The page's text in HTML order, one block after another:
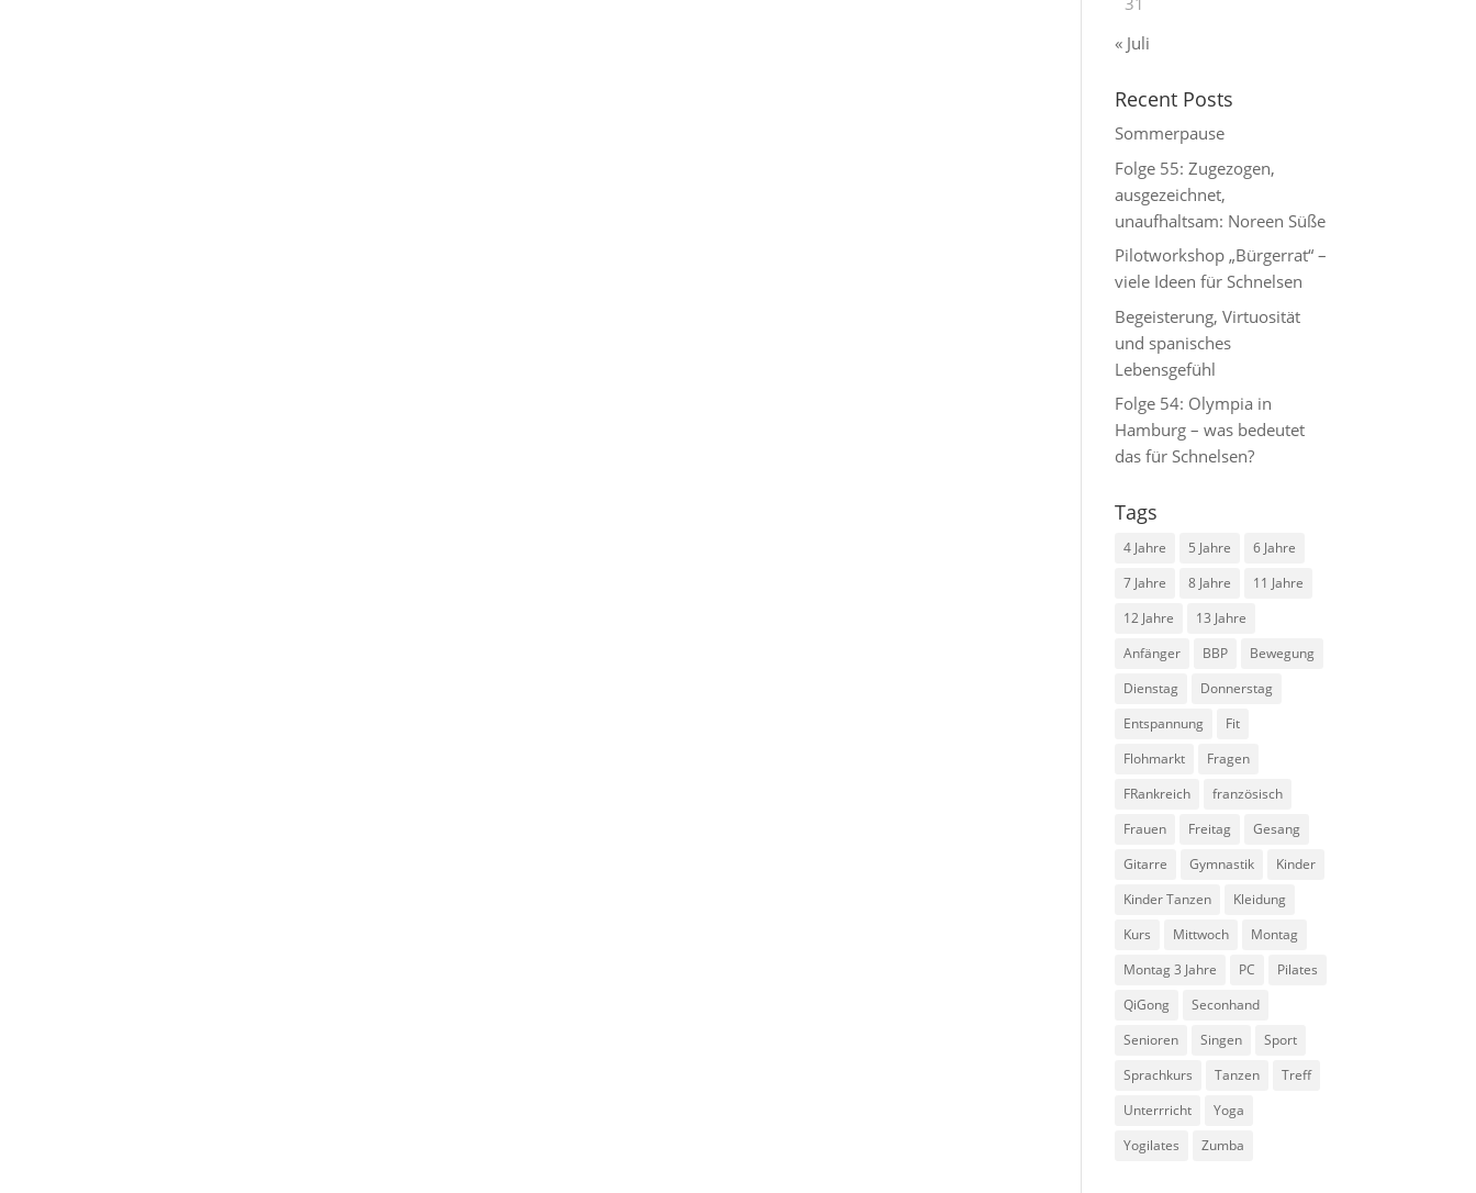
« Juli
Recent Posts
Sommerpause
Folge 55: Zugezogen,
ausgezeichnet,
unaufhaltsam: Noreen Süße
Pilotworkshop „Bürgerrat“ –
viele Ideen für Schnelsen
Begeisterung, Virtuosität
und spanisches
Lebensgefühl
Folge 54: Olympia in
Hamburg – was bedeutet
das für Schnelsen?
Tags
4 Jahre 5 Jahre
6 Jahre
7 Jahre
8 Jahre
11 Jahre
12 Jahre
13 Jahre
Anfänger
BBP
Bewegung
Dienstag
Donnerstag
Entspannung
Fit
Flohmarkt
Fragen
FRankreich
französisch
Frauen
Freitag
Gesang
Gitarre
Gymnastik
Kinder
Kinder Tanzen
Kleidung
Kurs
Mittwoch
Montag
Montag 3 Jahre
PC
Pilates
QiGong
Seconhand
Senioren
Singen
Sport
Sprachkurs
Tanzen
Treff
Unterrricht
Yoga
Yogilates
Zumba